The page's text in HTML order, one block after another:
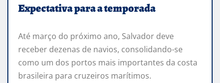
Expectativa para a temporada
Até março do próximo ano, Salvador deve
receber dezenas de navios, consolidando-se
como um dos portos mais importantes da costa
brasileira para cruzeiros marítimos.